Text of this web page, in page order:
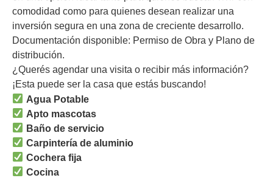
comodidad como para quienes desean realizar una
inversión segura en una zona de creciente desarrollo.
Documentación disponible: Permiso de Obra y Plano de
distribución.
¿Querés agendar una visita o recibir más información?
¡Esta puede ser la casa que estás buscando!
Agua Potable
Apto mascotas
Baño de servicio
Carpintería de aluminio
Cochera fija
Cocina